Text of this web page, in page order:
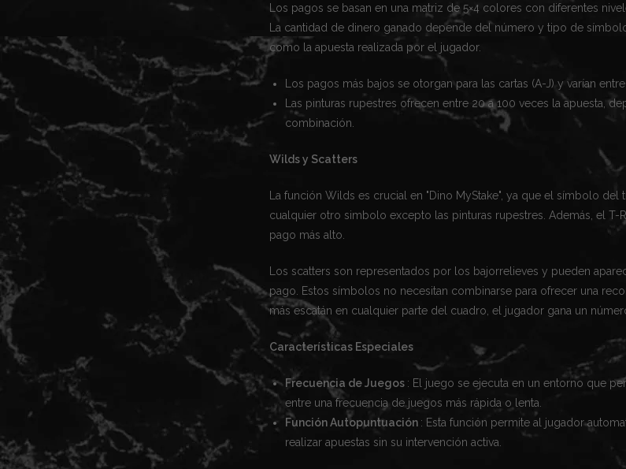
Los pagos se basan en una matriz de 5×4 colores con diferentes
La cantidad de dinero ganado depende del número y tipo de
como la apuesta realizada por el jugador.
Los pagos más bajos se otorgan para las cartas (A-J) y varían
Las pinturas rupestres ofrecen entre 20 a 100 veces la apuesta,
combinación.
Wilds y Scatters
La función Wilds es crucial en "Dino MyStake", ya que el símbolo
cualquier otro simbolo excepto las pinturas rupestres. Además, el T-
pago más alto.
Los scatters son representados por los bajorrelieves y pueden
pago. Estos símbolos no necesitan combinarse para ofrecer una
más escatán en cualquier parte del cuadro, el jugador gana un
Características Especiales
Frecuencia de Juegos : El juego se ejecuta en un entorno que
entre una frecuencia de juegos más rápida o lenta.
Función Autopuntuación : Esta función permite al jugador
realizar apuestas sin su intervención activa.